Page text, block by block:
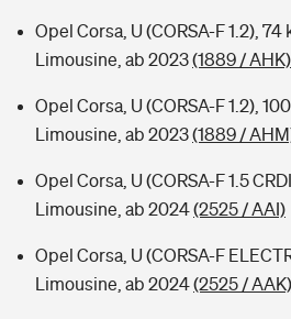
Opel Corsa, U (CORSA-F 1.2),
Limousine, ab 2023(1889 / AHK)
Opel Corsa, U (CORSA-F 1.2),
Limousine, ab 2023(1889 /
Opel Corsa, U (CORSA-F 1.5
Limousine, ab 2024(2525 / AAI)
Opel Corsa, U (CORSA-F
Limousine, ab 2024(2525 / AAK)